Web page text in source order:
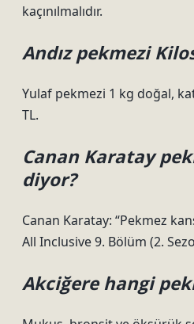
kaçınılmalıdır.
Andız pekmezi
Yulaf pekmezi 1 kg doğal,
TL.
Canan Karatay
diyor?
Canan Karatay: “Pekmez
All Inclusive 9. Bölüm (2.
Akciğere hangi